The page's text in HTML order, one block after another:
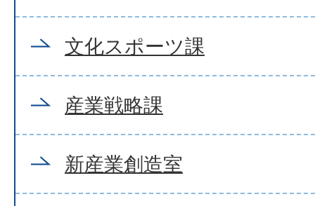
文化スポーツ課
産業戦略課
新産業創造室